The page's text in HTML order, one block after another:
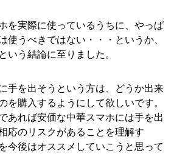
を実際に使っているうちに、やっぱ
使うべきではない・・・というか、
いう結論に至りました。
手を出そうという方は、どうか出来
を購入するようにして欲しいです。
あれば安価な中華スマホには手を出
応のリスクがあることを理解す
今後はオススメしていこうと思って